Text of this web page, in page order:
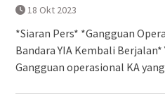
18 Okt 2023
*Siaran Pers* *Gangguan
Bandara YIA Kembali
Gangguan operasional KA